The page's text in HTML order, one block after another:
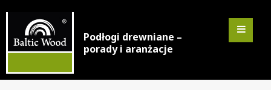
Podłogi drewniane –
porady i aranżacje